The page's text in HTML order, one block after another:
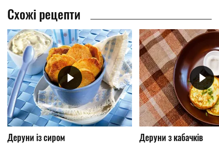
Схожі рецепти
Деруни із сиром Деруни з кабачків